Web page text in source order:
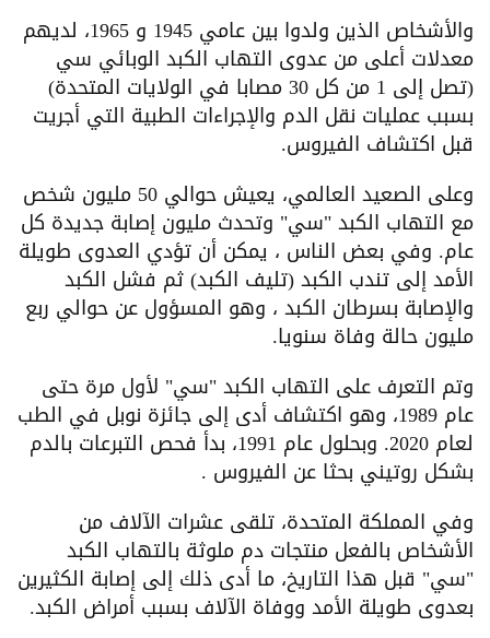
والأشخاص الذين ولدوا بين عامي 1945 و 1965، لديهم
معدلات أعلى من عدوى التهاب الكبد الوبائي سي
(تصل إلى 1 من كل 30 مصابا في الولايات المتحدة)
بسبب عمليات نقل الدم والإجراءات الطبية التي أجريت
قبل اكتشاف الفيروس.
وعلى الصعيد العالمي، يعيش حوالي 50 مليون شخص
مع التهاب الكبد "سي" وتحدث مليون إصابة جديدة كل
عام. وفي بعض الناس ، يمكن أن تؤدي العدوى طويلة
الأمد إلى تندب الكبد (تليف الكبد) ثم فشل الكبد
والإصابة بسرطان الكبد ، وهو المسؤول عن حوالي ربع
مليون حالة وفاة سنويا.
وتم التعرف على التهاب الكبد "سي" لأول مرة حتى
عام 1989، وهو اكتشاف أدى إلى جائزة نوبل في الطب
لعام 2020. وبحلول عام 1991، بدأ فحص التبرعات بالدم
بشكل روتيني بحثا عن الفيروس .
وفي المملكة المتحدة، تلقى عشرات الآلاف من
الأشخاص بالفعل منتجات دم ملوثة بالتهاب الكبد
"سي" قبل هذا التاريخ، ما أدى ذلك إلى إصابة الكثيرين
بعدوى طويلة الأمد ووفاة الآلاف بسبب أمراض الكبد.